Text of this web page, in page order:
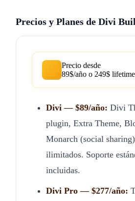
Precios y Planes de Divi
Precio desde
89$/año o 249$ lifetime
Divi — $89/año: Divi
plugin, Extra Theme,
Monarch (social
ilimitados. Soporte
incluidas.
Divi Pro — $277/año: